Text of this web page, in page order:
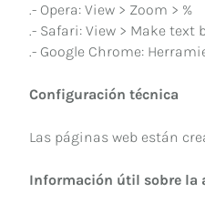
.- Opera: View > Zoom > %
.- Safari: View > Make text
.- Google Chrome:
Configuración técnica
Las páginas web están
Información útil sobre la